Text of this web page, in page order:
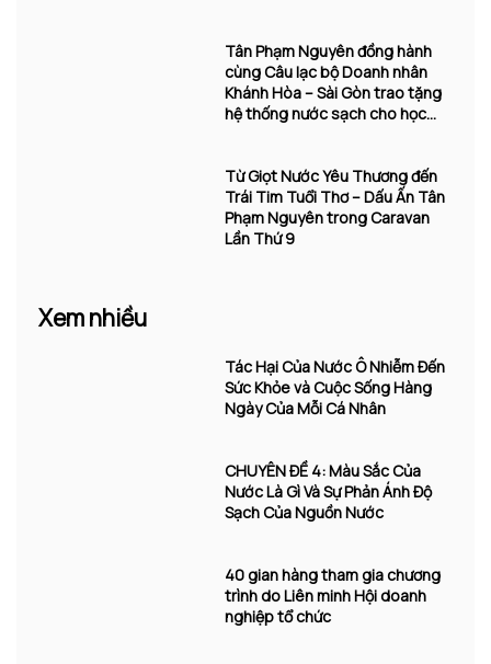
Tân Phạm Nguyên đồng hành
cùng Câu lạc bộ Doanh nhân
Khánh Hòa – Sài Gòn trao tặng
hệ thống nước sạch cho học
Từ Giọt Nước Yêu Thương đến
Trái Tim Tuổi Thơ – Dấu Ấn Tân
Phạm Nguyên trong Caravan
Lần Thứ 9
Xem nhiều
Tác Hại Của Nước Ô Nhiễm Đến
Sức Khỏe và Cuộc Sống Hàng
Ngày Của Mỗi Cá Nhân
CHUYÊN ĐỀ 4: Màu Sắc Của
Nước Là Gì Và Sự Phản Ánh Độ
Sạch Của Nguồn Nước
40 gian hàng tham gia chương
trình do Liên minh Hội doanh
nghiệp tổ chức